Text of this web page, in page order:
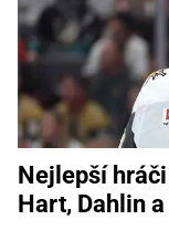
Nejlepší
Hart, Dahlin